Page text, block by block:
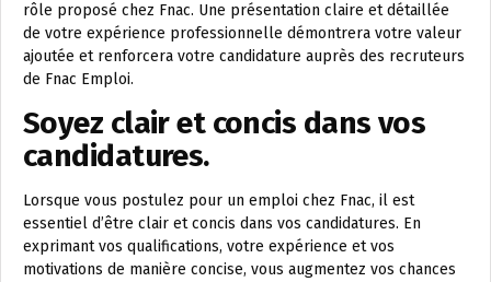
rôle proposé chez Fnac. Une présentation claire et détaillée
de votre expérience professionnelle démontrera votre valeur
ajoutée et renforcera votre candidature auprès des recruteurs
de Fnac Emploi.
Soyez clair et concis dans vos
candidatures.
Lorsque vous postulez pour un emploi chez Fnac, il est
essentiel d’être clair et concis dans vos candidatures. En
exprimant vos qualifications, votre expérience et vos
motivations de manière concise, vous augmentez vos chances